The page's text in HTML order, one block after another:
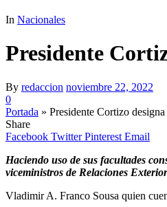
In Nacionales
Presidente
By redaccion noviembre 22, 2022
0
Portada » Presidente Cortizo
Share
Facebook Twitter Pinterest Email
Haciendo uso de sus facultades
viceministros de Relaciones
Vladimir A. Franco Sousa quien